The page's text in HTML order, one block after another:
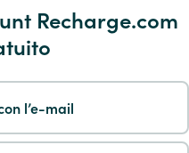
Recharge.com
l’e-mail